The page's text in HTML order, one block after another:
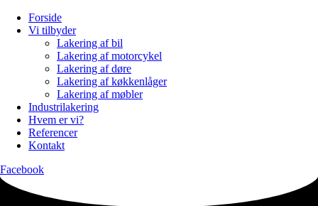
Forside
Vi tilbyder
Lakering af bil
Lakering af motorcykel
Lakering af døre
Lakering af køkkenlåger
Lakering af møbler
Industrilakering
Hvem er vi?
Referencer
Kontakt
Facebook